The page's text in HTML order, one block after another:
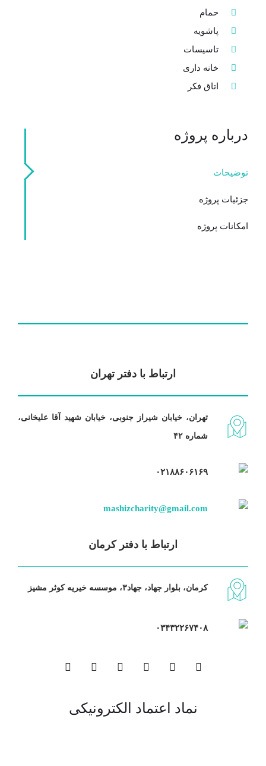
حمام
پاشویه
تاسیسات
خانه داری
اتاق فکر
درباره پروژه
توضیحات
جزئیات پروژه
امکانات پروژه
ارتباط با دفتر تهران
تهران، خیابان شیراز جنوبی، خیابان شهید آقا علیخانی،
شماره ۴۲
۰۲۱۸۸۶۰۶۱۶۹
mashizcharity@gmail.com
ارتباط با دفتر کرمان
کرمان، بلوار جهاد، جهاد۳، موسسه خیریه کوثر مشیز
۰۳۴۳۲۲۶۷۴۰۸
نماد اعتماد الکترونیکی